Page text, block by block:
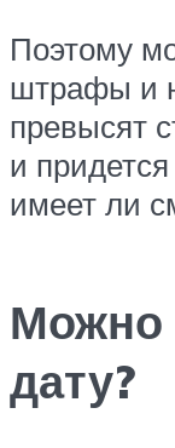
Поэтому
штрафы и
превысят
и
имеет ли
Можно
дату?